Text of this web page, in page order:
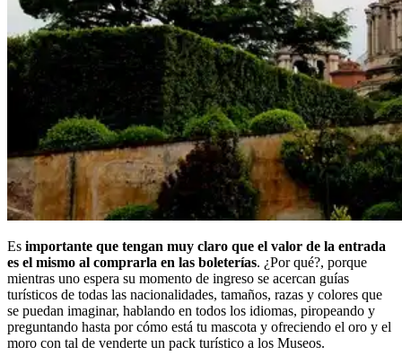
Es importante que tengan muy claro que el valor de la entrada
es el mismo al comprarla en las boleterías. ¿Por qué?, porque
mientras uno espera su momento de ingreso se acercan guías
turísticos de todas las nacionalidades, tamaños, razas y colores que
se puedan imaginar, hablando en todos los idiomas, piropeando y
preguntando hasta por cómo está tu mascota y ofreciendo el oro y el
moro con tal de venderte un pack turístico a los Museos.